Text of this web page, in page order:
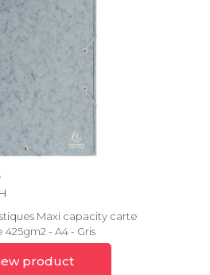
Maxi capacity carte
425gm2 - A4 - Gris
product